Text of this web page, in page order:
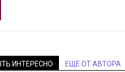
ИНТЕРЕСНО ЕЩЕ ОТ АВТОРА